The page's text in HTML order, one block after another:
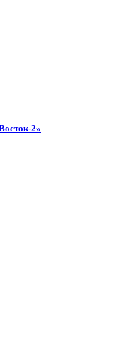
2»